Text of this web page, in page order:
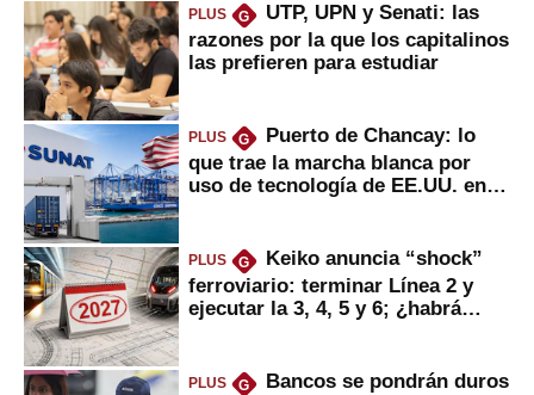
PLUS G
UTP, UPN y Senati: las
razones por la que los capitalinos
las prefieren para estudiar
PLUS G
Puerto de Chancay: lo
que trae la marcha blanca por
uso de tecnología de EE.UU. en
PLUS G
Keiko anuncia “shock”
ferroviario: terminar Línea 2 y
ejecutar la 3, 4, 5 y 6; ¿habrá
PLUS G
Bancos se pondrán duros